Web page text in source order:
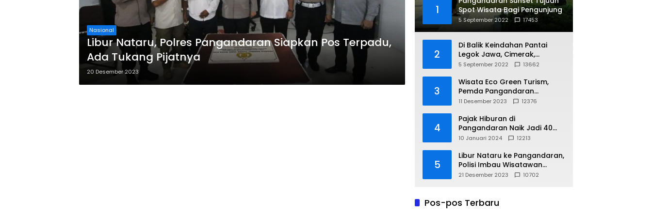
Nasional
Libur Nataru, Polres Pangandaran Siapkan Pos Terpadu,
Ada Tukang Pijatnya
20 Desember 2023
1
Spot Wisata Bagi Pengunjung
5 September 2022 17453
2
Di Balik Keindahan Pantai
Legok Jawa, Cimerak,
Pangandaran
5 September 2022 13662
3
Wisata Eco Green Turism,
Pemda Pangandaran
Gandeng PLN
11 Desember 2023 12376
4
Pajak Hiburan di
Pangandaran Naik Jadi 40
Persen
10 Januari 2024 12213
5
Libur Nataru ke Pangandaran,
Polisi Imbau Wisatawan
Gunakan Jalur Arteri
21 Desember 2023 10702
Pos-pos Terbaru